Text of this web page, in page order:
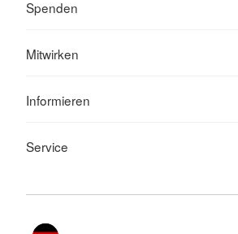
Spenden
Mitwirken
Informieren
Service
Sprache wechseln zu